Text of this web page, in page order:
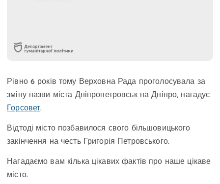
Рівно 6 років тому Верховна Рада проголосувала за
зміну назви міста Дніпропетровськ на Дніпро, нагадує
Горсовет.
Відтоді місто позбавилося свого більшовицького
закінчення на честь Григорія Петровського.
Нагадаємо вам кілька цікавих фактів про наше цікаве
місто.